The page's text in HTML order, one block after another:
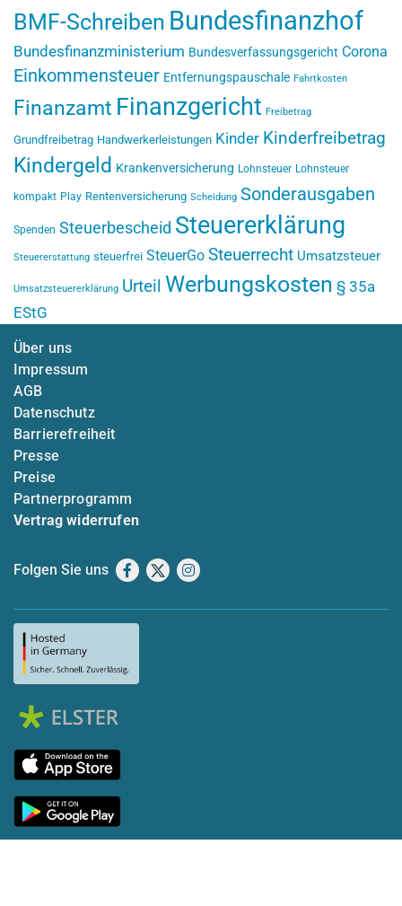
BMF-Schreiben Bundesfinanzhof
Bundesfinanzministerium Bundesverfassungsgericht Corona
Einkommensteuer Entfernungspauschale Fahrtkosten
Finanzamt Finanzgericht Freibetrag
Grundfreibetrag Handwerkerleistungen Kinder Kinderfreibetrag
Kindergeld Krankenversicherung Lohnsteuer Lohnsteuer
kompakt Play Rentenversicherung Scheidung Sonderausgaben
Spenden Steuerbescheid Steuererklärung
Steuererstattung steuerfrei SteuerGo Steuerrecht Umsatzsteuer
Umsatzsteuererklärung Urteil Werbungskosten § 35a
EStG
Über uns
Impressum
AGB
Datenschutz
Barrierefreiheit
Presse
Preise
Partnerprogramm
Vertrag widerrufen
Folgen Sie uns Facebook
X Instagram